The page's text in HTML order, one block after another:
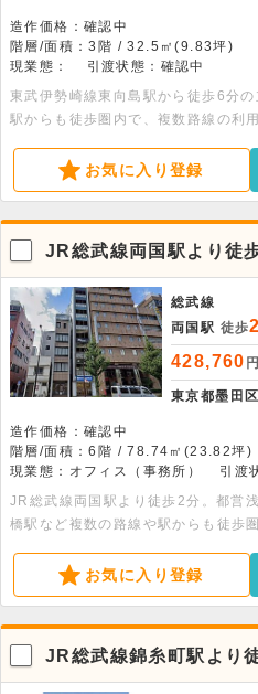
造作価格：確認中
階層/面積：3階 / 32.5㎡(9.83坪)
現業態：
引渡状態：確認中
東武伊勢崎線東向島駅から徒歩6分
駅からも徒歩圏内で、複数路線の利
務所としての利用におすすめのほか
ど幅広い業種のご相談が可能です。
お気に入り登録
JR総武線両国駅より徒
総武線
両国駅 徒歩2
428,760
東京都墨田区
造作価格：確認中
階層/面積：6階 / 78.74㎡(23.82坪)
現業態：オフィス（事務所）
引渡
JR総武線両国駅より徒歩2分。都営
橋駅など複数の路線や駅からも徒歩
造作付きのセットアップオフィスオ
ます。
お気に入り登録
JR総武線錦糸町駅より